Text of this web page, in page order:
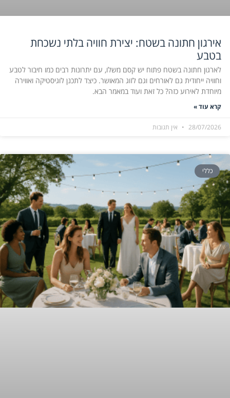
אירגון חתונה בשטח: יצירת חוויה בלתי נשכחת
בטבע
לארגון חתונה בשטח פתוח יש קסם משלו, עם יתרונות רבים כמו חיבור לטבע
וחוויה ייחודית גם לאורחים וגם לזוג המאושר. כיצד לתכנן לוגיסטיקה ואווירה
מיוחדת לאירוע כזה? כל זאת ועוד במאמר הבא.
קרא עוד »
28/07/2026 אין תגובות
כללי